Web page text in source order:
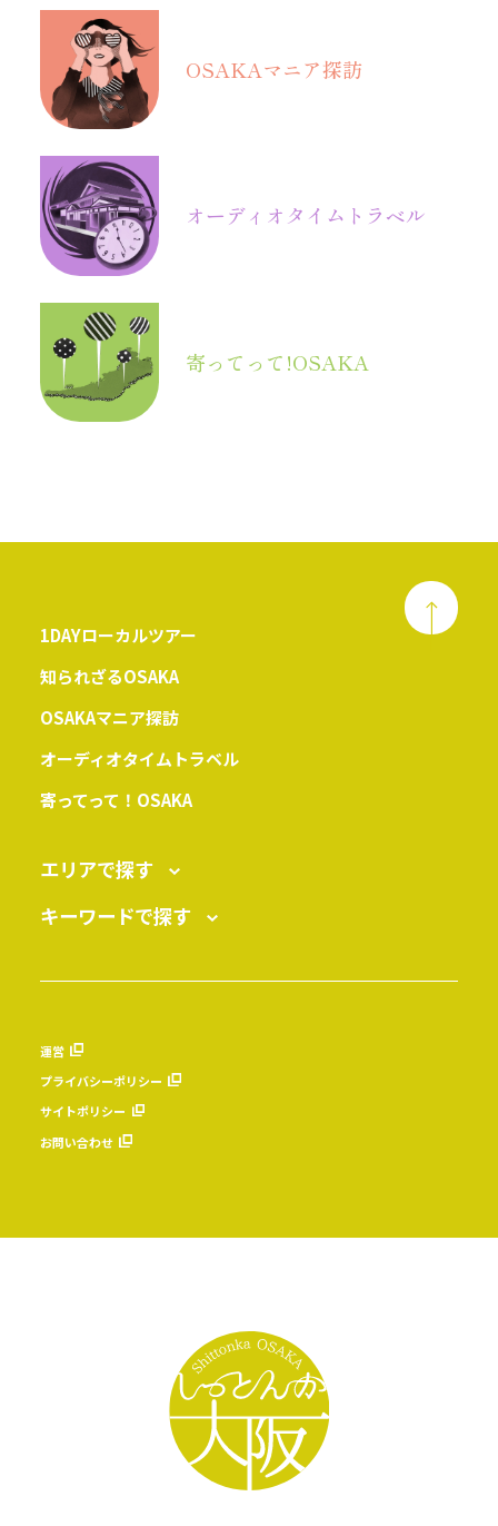
OSAKAマニア探訪
オーディオタイムトラベル
寄ってって!OSAKA
1DAYローカルツアー
知られざるOSAKA
OSAKAマニア探訪
オーディオタイムトラベル
寄ってって！OSAKA
エリアで探す
キーワードで探す
運営
プライバシーポリシー
サイトポリシー
お問い合わせ